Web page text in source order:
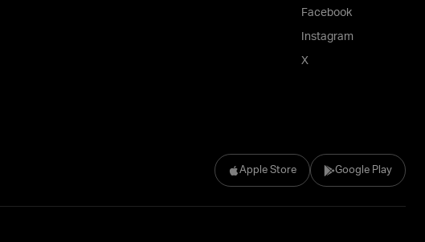
Apple Store Google Play
Facebook
Instagram
X